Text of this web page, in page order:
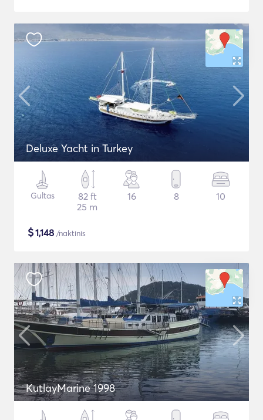
Deluxe Yacht in Turkey
Gultas
82 ft
25 m
16 8 10
$1,148 /naktinis
KutlayMarine 1998